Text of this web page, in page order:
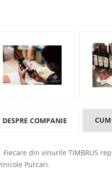
DESPRE COMPANIE
Fiecare din vinurile TIMBRUS
Purcari.